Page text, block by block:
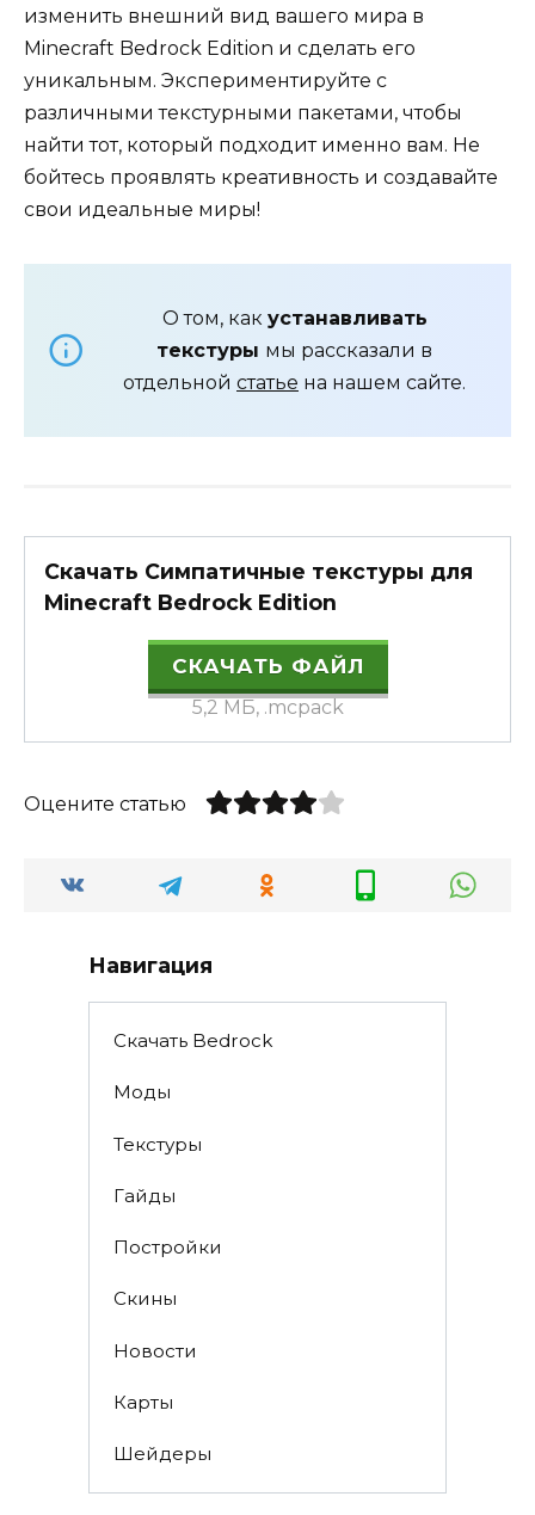
изменить внешний вид вашего мира в
Minecraft Bedrock Edition и сделать его
уникальным. Экспериментируйте с
различными текстурными пакетами, чтобы
найти тот, который подходит именно вам. Не
бойтесь проявлять креативность и создавайте
свои идеальные миры!
О том, как устанавливать
текстуры мы рассказали в
отдельной статье на нашем сайте.
Скачать Симпатичные текстуры для
Minecraft Bedrock Edition
СКАЧАТЬ ФАЙЛ
5,2 МБ, .mcpack
Оцените статью
Навигация
Скачать Bedrock
Моды
Текстуры
Гайды
Постройки
Скины
Новости
Карты
Шейдеры